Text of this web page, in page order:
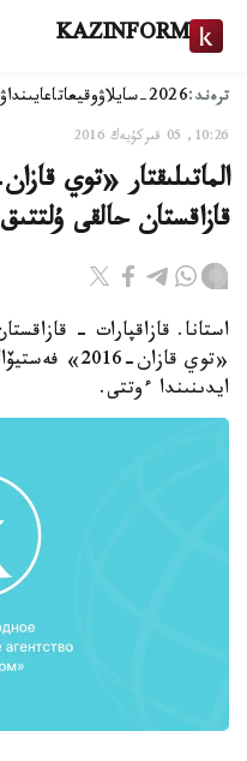
KAZINFORM
ترەند:2026-سايلاۋ وقيعاتاعايىنداۋ
10:26, 05 قىركۇيەك 2016
قازاقستان حالقى
استانا. قازاقپارات -
«توي قازان-
ايدىنىندا ءوتتى.